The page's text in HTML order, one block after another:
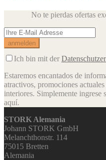
No te pierdas ofertas
Ich bin mit der
Estaremos encantados de
atractivos, promociones
interiores. Simplemente ingrese
aquí.
STORK Alemania
Johann STORK GmbH
Melanchthonstr. 114
75015 Bretten
Alemania